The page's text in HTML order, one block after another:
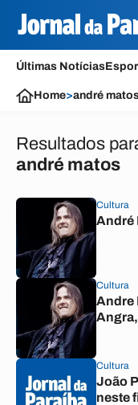
Últimas Notícias
Home>andré
Resultados
andré matos
Cultura
André
Cultura
Andre
Cultura
João
neste